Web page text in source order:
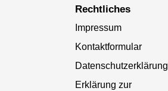
Rechtliches
Impressum
Kontaktformular
Datenschutzerklärung
Erklärung zur